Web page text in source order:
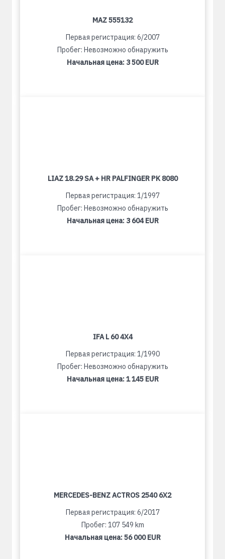
MAZ 555132
Первая регистрация: 6/2007
Пробег: Невозможно обнаружить
Начальная цена: 3 500 EUR
LIAZ 18.29 SA + HR PALFINGER PK 8080
Первая регистрация: 1/1997
Пробег: Невозможно обнаружить
Начальная цена: 3 604 EUR
IFA L 60 4X4
Первая регистрация: 1/1990
Пробег: Невозможно обнаружить
Начальная цена:1 145 EUR
MERCEDES-BENZ ACTROS 2540 6X2
Первая регистрация: 6/2017
Пробег: 107 549 km
Начальная цена:56 000 EUR